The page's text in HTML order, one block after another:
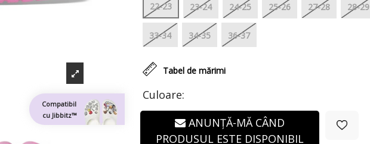
Compatibil
cu Jibbitz™
Culoare:
Tabel de mărimi
22-23 23-24 24-25 25-26 27-28 28-29
33-34 34-35 36-37
ANUNȚĂ-MĂ CÂND
PRODUSUL ESTE DISPONIBIL